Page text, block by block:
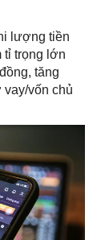
lượng tiền
tỉ trọng lớn
tăng
vay/vốn chủ